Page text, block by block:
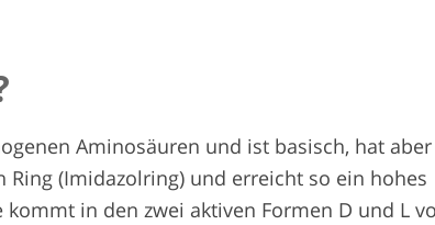
Aminosäuren und ist basisch, hat aber
(Imidazolring) und erreicht so ein hohes
in den zwei aktiven Formen D und L